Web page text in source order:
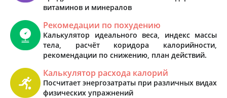
витаминов и минералов
Рекомедации по похудению
Калькулятор идеального веса, индекс массы
тела, расчёт коридора калорийности,
рекомендации по снижению, план действий.
Калькулятор расхода калорий
Посчитает энергозатраты при различных видах
физических упражнений